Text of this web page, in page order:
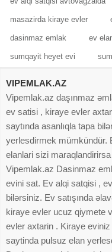
masazirda kiraye evler
dasinmaz emlak ev
sumqayit heyet evi
VIPEMLAK.AZ
Vipemlak.az daşınmaz
ev satisi , kiraye evler
saytında asanlıqla tapa
yerlesdirmek mümkündür.
elanlari sizi
Vipemlak.az Dasinmaz
evini sat. Ev alqi satqisi ,
bilərsiniz. Ev satışında
kiraye evler ucuz qiymete
evler axtarin . Kiraye
saytinda pulsuz elan